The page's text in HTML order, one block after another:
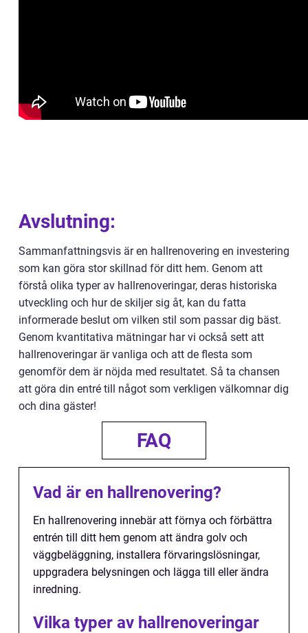
Avslutning:
Sammanfattningsvis är en hallrenovering en investering
som kan göra stor skillnad för ditt hem. Genom att
förstå olika typer av hallrenoveringar, deras historiska
utveckling och hur de skiljer sig åt, kan du fatta
informerade beslut om vilken stil som passar dig bäst.
Genom kvantitativa mätningar har vi också sett att
hallrenoveringar är vanliga och att de flesta som
genomför dem är nöjda med resultatet. Så ta chansen
att göra din entré till något som verkligen välkomnar dig
och dina gäster!
FAQ
Vad är en hallrenovering?
En hallrenovering innebär att förnya och förbättra
entrén till ditt hem genom att ändra golv och
väggbeläggning, installera förvaringslösningar,
uppgradera belysningen och lägga till eller ändra
inredning.
Vilka typer av hallrenoveringar